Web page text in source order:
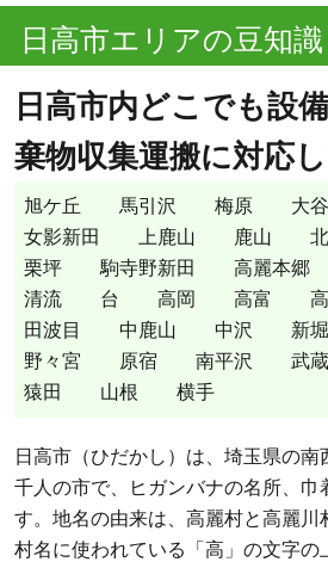
日高市エリアの豆知識
日高市内どこでも設
棄物収集運搬に対応
旭ケ丘 馬引沢 梅原 大
女影新田
上鹿山 鹿山
栗坪
駒寺野新田 高麗本郷
清流
台 高岡 高富
田波目
中鹿山 中沢 新堀
野々宮
原宿 南平沢 武
猿田
山根 横手
日高市（ひだかし）は、埼玉県の
千人の市で、ヒガンバナの名所、巾
す。地名の由来は、高麗村と高麗川
村名に使われている「高」の文字の